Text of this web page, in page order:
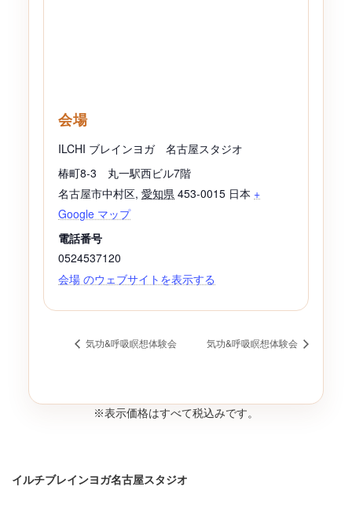
会場
ILCHI ブレインヨガ 名古屋スタジオ
椿町8-3 丸一駅西ビル7階
名古屋市中村区, 愛知県 453-0015 日本 +
Google マップ
電話番号
0524537120
会場 のウェブサイトを表示する
気功&呼吸瞑想体験会 気功&呼吸瞑想体験会
※表示価格はすべて税込みです。
イルチブレインヨガ名古屋スタジオ